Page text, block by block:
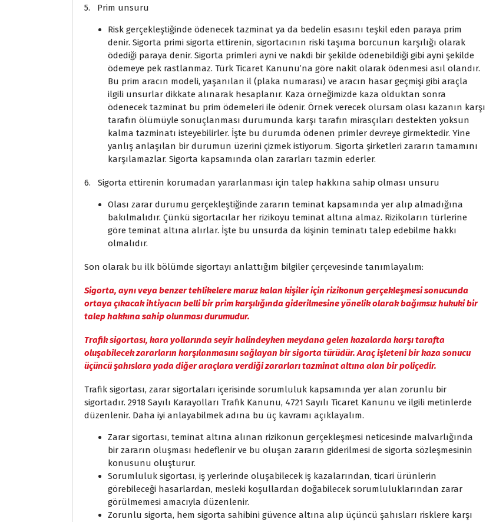
5. Prim unsuru
Risk gerçekleştiğinde ödenecek tazminat ya da bedelin esasını teşkil eden paraya prim
denir. Sigorta primi sigorta ettirenin, sigortacının riski taşıma borcunun karşılığı olarak
ödediği paraya denir. Sigorta primleri ayni ve nakdi bir şekilde ödenebildiği gibi ayni şekilde
ödemeye pek rastlanmaz. Türk Ticaret Kanunu’na göre nakit olarak ödenmesi asıl olandır.
Bu prim aracın modeli, yaşanılan il (plaka numarası) ve aracın hasar geçmişi gibi araçla
ilgili unsurlar dikkate alınarak hesaplanır. Kaza örneğimizde kaza olduktan sonra
ödenecek tazminat bu prim ödemeleri ile ödenir. Örnek verecek olursam olası kazanın karşı
tarafın ölümüyle sonuçlanması durumunda karşı tarafın mirasçıları destekten yoksun
kalma tazminatı isteyebilirler. İşte bu durumda ödenen primler devreye girmektedir. Yine
yanlış anlaşılan bir durumun üzerini çizmek istiyorum. Sigorta şirketleri zararın tamamını
karşılamazlar. Sigorta kapsamında olan zararları tazmin ederler.
6. Sigorta ettirenin korumadan yararlanması için talep hakkına sahip olması unsuru
Olası zarar durumu gerçekleştiğinde zararın teminat kapsamında yer alıp almadığına
bakılmalıdır. Çünkü sigortacılar her rizikoyu teminat altına almaz. Rizikoların türlerine
göre teminat altına alırlar. İşte bu unsurda da kişinin teminatı talep edebilme hakkı
olmalıdır.
Son olarak bu ilk bölümde sigortayı anlattığım bilgiler çerçevesinde tanımlayalım:
Sigorta, aynı veya benzer tehlikelere maruz kalan kişiler için rizikonun gerçekleşmesi sonucunda
ortaya çıkacak ihtiyacın belli bir prim karşılığında giderilmesine yönelik olarak bağımsız hukuki bir
talep hakkına sahip olunması durumudur.
Trafik sigortası, kara yollarında seyir halindeyken meydana gelen kazalarda karşı tarafta
oluşabilecek zararların karşılanmasını sağlayan bir sigorta türüdür. Araç işleteni bir kaza sonucu
üçüncü şahıslara yada diğer araçlara verdiği zararları tazminat altına alan bir poliçedir.
Trafik sigortası, zarar sigortaları içerisinde sorumluluk kapsamında yer alan zorunlu bir
sigortadır. 2918 Sayılı Karayolları Trafik Kanunu, 4721 Sayılı Ticaret Kanunu ve ilgili metinlerde
düzenlenir. Daha iyi anlayabilmek adına bu üç kavramı açıklayalım.
Zarar sigortası, teminat altına alınan rizikonun gerçekleşmesi neticesinde malvarlığında
bir zararın oluşması hedeflenir ve bu oluşan zararın giderilmesi de sigorta sözleşmesinin
konusunu oluşturur.
Sorumluluk sigortası, iş yerlerinde oluşabilecek iş kazalarından, ticari ürünlerin
görebileceği hasarlardan, mesleki koşullardan doğabilecek sorumluluklarından zarar
görülmemesi amacıyla düzenlenir.
Zorunlu sigorta, hem sigorta sahibini güvence altına alıp üçüncü şahısları risklere karşı